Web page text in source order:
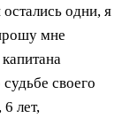
одни, я
мне
своего
лет,